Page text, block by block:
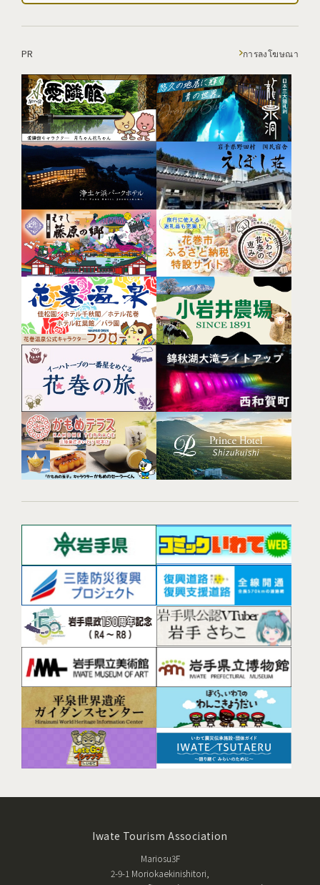
PR การลงโฆษณา
Iwate Tourism Association
Mariosu3F
2-9-1 Moriokaekinishitori,